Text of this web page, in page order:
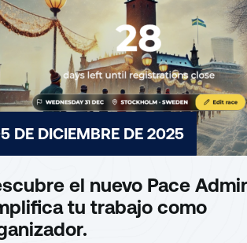
DE DICIEMBRE DE 2025
el nuevo Pace
tu trabajo como